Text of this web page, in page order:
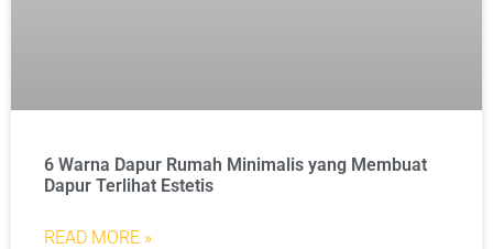
6 Warna Dapur Rumah Minimalis yang Membuat
Dapur Terlihat Estetis
READ MORE »